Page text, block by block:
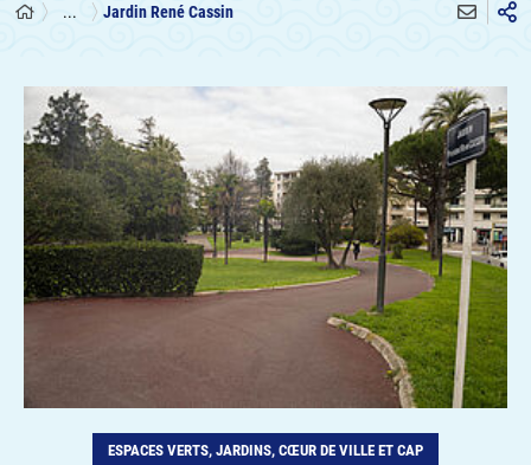
... Jardin René Cassin
ESPACES VERTS, JARDINS, CŒUR DE VILLE ET CAP